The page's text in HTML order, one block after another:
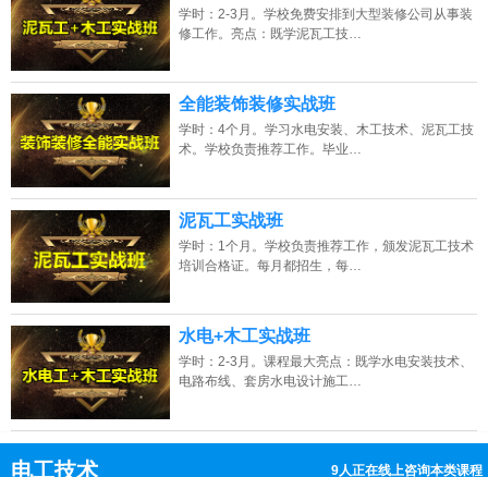
学时：2-3月。学校免费安排到大型装修公司从事装
修工作。亮点：既学泥瓦工技…
全能装饰装修实战班
学时：4个月。学习水电安装、木工技术、泥瓦工技
术。学校负责推荐工作。毕业…
泥瓦工实战班
学时：1个月。学校负责推荐工作，颁发泥瓦工技术
培训合格证。每月都招生，每…
水电+木工实战班
学时：2-3月。课程最大亮点：既学水电安装技术、
电路布线、套房水电设计施工…
电工技术 12人正在线上咨询本类课程